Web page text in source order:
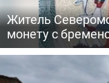
Житель
монету с